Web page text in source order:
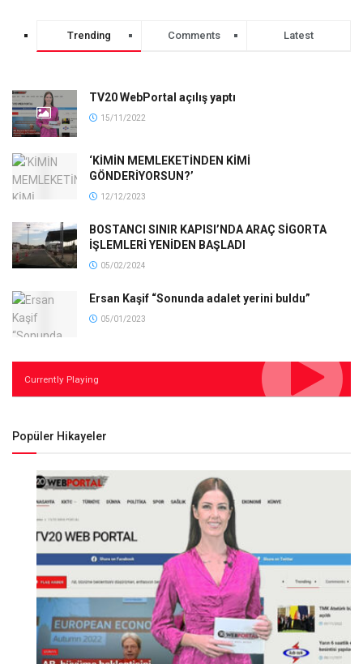
Trending Comments Latest
TV20 WebPortal açılış yaptı
15/11/2022
‘KİMİN MEMLEKETİNDEN KİMİ
GÖNDERİYORSUN?’
12/12/2023
BOSTANCI SINIR KAPISI’NDA ARAÇ SİGORTA
İŞLEMLERİ YENİDEN BAŞLADI
05/02/2024
Ersan Kaşif “Sonunda adalet yerini buldu”
05/01/2023
Currently Playing
Popüler Hikayeler